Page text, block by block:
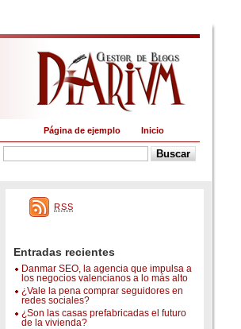
Inicio
Página de ejemplo
RSS
Entradas recientes
Danmar SEO, la agencia que impulsa a
los negocios valencianos a lo más alto
¿Vale la pena comprar seguidores en
redes sociales?
¿Son las casas prefabricadas el futuro
de la vivienda?